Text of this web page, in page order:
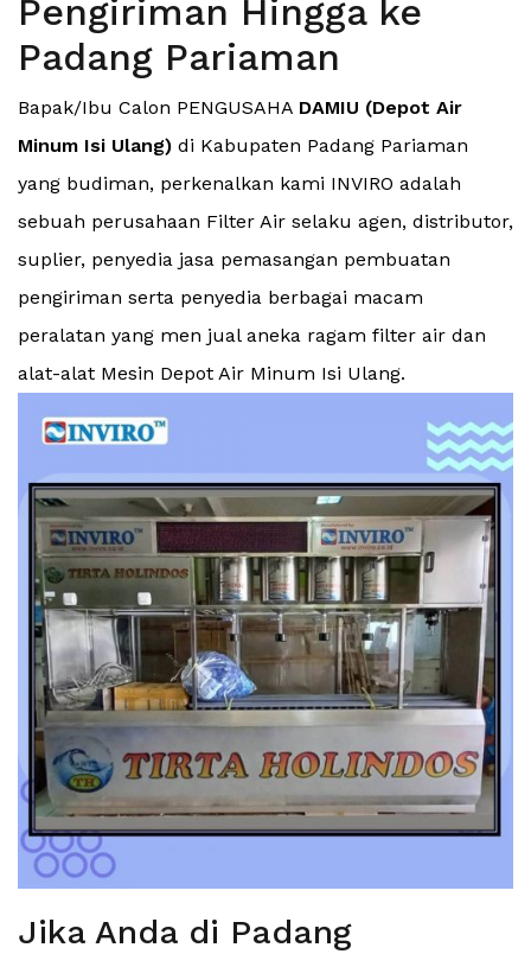
Pengiriman Hingga ke
Padang Pariaman
Bapak/Ibu Calon PENGUSAHA DAMIU (Depot Air
Minum Isi Ulang) di Kabupaten Padang Pariaman
yang budiman, perkenalkan kami INVIRO adalah
sebuah perusahaan Filter Air selaku agen, distributor,
suplier, penyedia jasa pemasangan pembuatan
pengiriman serta penyedia berbagai macam
peralatan yang men jual aneka ragam filter air dan
alat-alat Mesin Depot Air Minum Isi Ulang.
Jika Anda di Padang